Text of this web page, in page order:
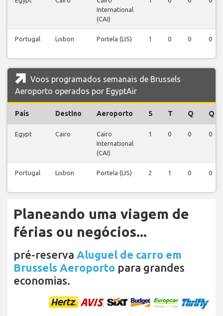
International
(CAI)
Portugal Lisbon Portela (LIS) 1 0 0 0
Voos programados semanais de Brussels
Aeroporto operados por EgyptAir
País Destino Aeroporto S T Q Q
Egypt Cairo
Cairo
International
(CAI)
1 0 0 0
Portugal Lisbon Portela (LIS) 2 1 0 0
Planeando uma viagem de
férias ou negócios...
pré-reserva Aluguel de carro em
Brussels Aeroporto para grandes
economias.